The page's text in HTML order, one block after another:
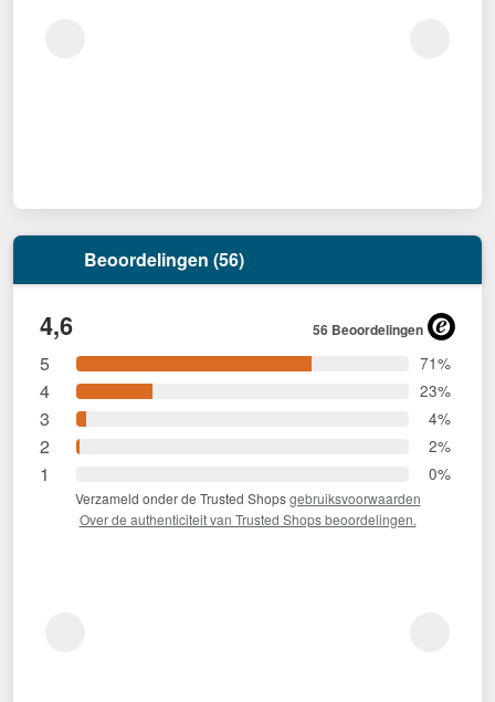
Beoordelingen (56)
4,6 56 Beoordelingen
5 71%
4 23%
3 4%
2 2%
1 0%
Verzameld onder de Trusted Shopsgebruiksvoorwaarden
Over de authenticiteit van Trusted Shops beoordelingen.